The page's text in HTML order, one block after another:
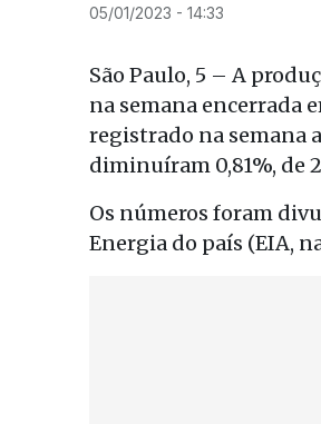
05/01/2023 - 14:33
São Paulo, 5 – A
na semana encerrada
registrado na semana
diminuíram 0,81%, de
Os números foram
Energia do país (EIA,